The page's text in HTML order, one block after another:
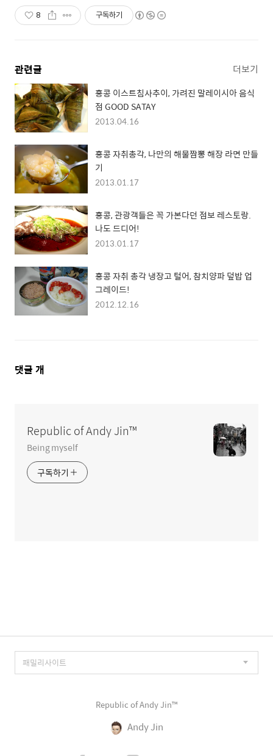
8 구독하기
관련글 더보기
홍콩 이스트침사추이, 가려진 말레이시아 음식
점 GOOD SATAY
2013.04.16
홍콩 자취총각, 나만의 해물짬뽕 해장 라면 만들
기
2013.01.17
홍콩, 관광객들은 꼭 가본다던 점보 레스토랑.
나도 드디어!
2013.01.17
홍콩 자취 총각 냉장고 털어, 참치양파 덮밥 업
그레이드!
2012.12.16
댓
댓글 개
Republic of Andy Jin™
Being myself
구독하기
Republic of Andy Jin™
Andy Jin